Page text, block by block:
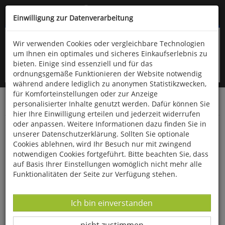
Kompletten Head der Seite überspringen
oder (06766) 9323-960
Startseite Bücher Advent & Weihnachten
Die schönsten Weihnachtsgeschichten zum
Vorlesen
Einwilligung zur Datenverarbeitung
Wir verwenden Cookies oder vergleichbare Technologien
um Ihnen ein optimales und sicheres Einkaufserlebnis zu
bieten. Einige sind essenziell und für das
ordnungsgemäße Funktionieren der Website notwendig
während andere lediglich zu anonymen Statistikzwecken,
für Komforteinstellungen oder zur Anzeige
personalisierter Inhalte genutzt werden. Dafür können Sie
hier Ihre Einwilligung erteilen und jederzeit widerrufen
oder anpassen. Weitere Informationen dazu finden Sie in
unserer Datenschutzerklärung. Sollten Sie optionale
Cookies ablehnen, wird Ihr Besuch nur mit zwingend
notwendigen Cookies fortgeführt. Bitte beachten Sie, dass
auf Basis Ihrer Einstellungen womöglich nicht mehr alle
Funktionalitäten der Seite zur Verfügung stehen.
Datenverarbeitung -
Ich bin einverstanden